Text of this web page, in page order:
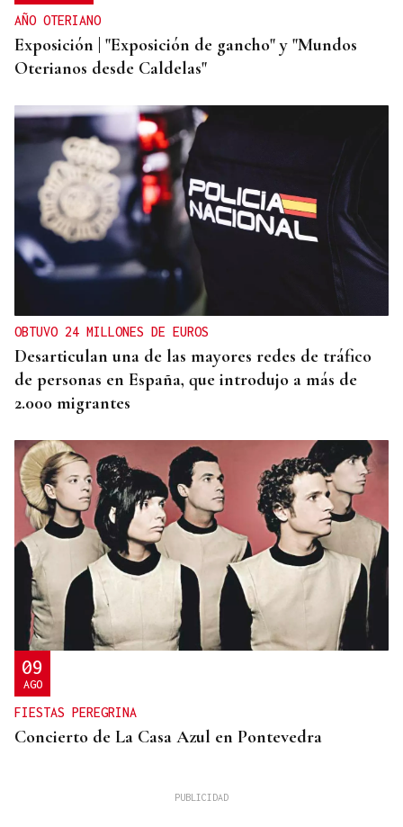
AÑO OTERIANO
Exposición | "Exposición de gancho" y "Mundos
Oterianos desde Caldelas"
OBTUVO 24 MILLONES DE EUROS
Desarticulan una de las mayores redes de tráfico
de personas en España, que introdujo a más de
2.000 migrantes
09
AGO
FIESTAS PEREGRINA
Concierto de La Casa Azul en Pontevedra